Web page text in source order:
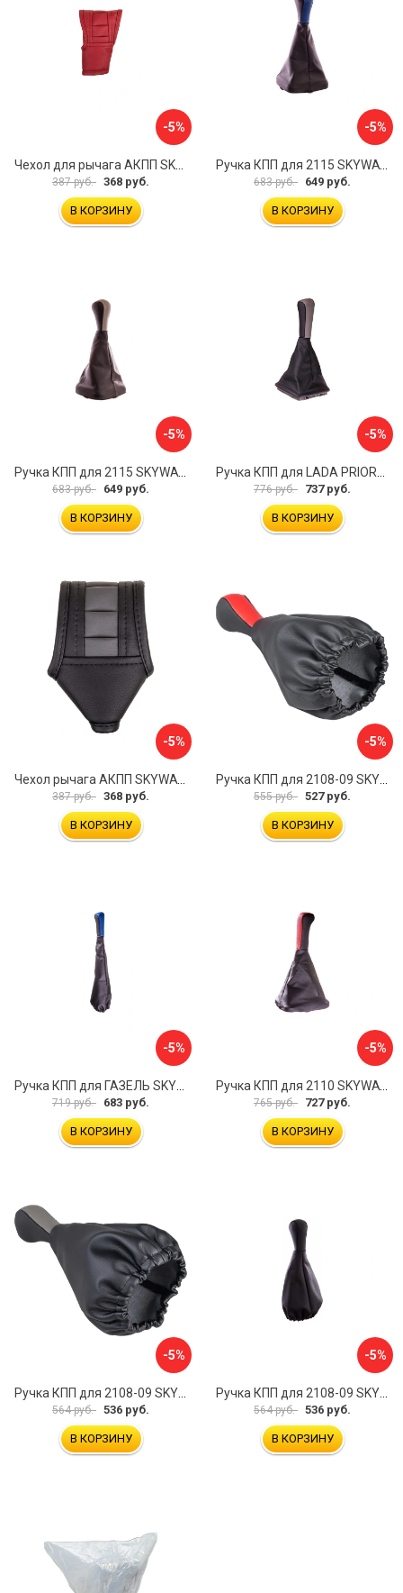
-5%
387 руб. 368 руб.
В КОРЗИНУ
-5%
683 руб. 649 руб.
В КОРЗИНУ
-5%
683 руб. 649 руб.
В КОРЗИНУ
-5%
776 руб. 737 руб.
В КОРЗИНУ
-5%
387 руб. 368 руб.
В КОРЗИНУ
-5%
555 руб. 527 руб.
В КОРЗИНУ
-5%
Ручка КПП для ГАЗЕЛЬ SKYWAY S06202025
719 руб. 683 руб.
В КОРЗИНУ
-5%
Ручка КПП для 2110 SKYWAY S06202013
765 руб. 727 руб.
В КОРЗИНУ
-5%
564 руб. 536 руб.
В КОРЗИНУ
-5%
564 руб. 536 руб.
В КОРЗИНУ